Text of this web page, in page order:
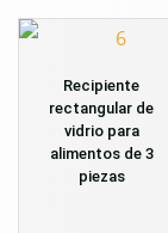
Recipiente
rectangular de
vidrio para
alimentos de 3
piezas